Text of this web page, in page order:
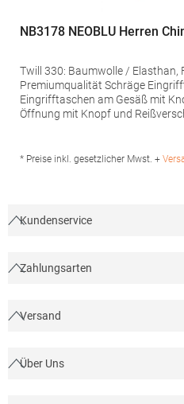
NB3178 NEOBLU Herren
Twill 330: Baumwolle /
Premiumqualität Schräge Eingrifftaschen vorn Zwei
Eingrifftaschen am Gesäß mit Knopf Halbelastischer
Öffnung mit Knopf und Reißverschluss Kein
Elasthan, Futter: 65% Baumwolle
* Preise inkl. gesetzlicher Mwst. +
Kundenservice
Zahlungsarten
Versand
Über Uns